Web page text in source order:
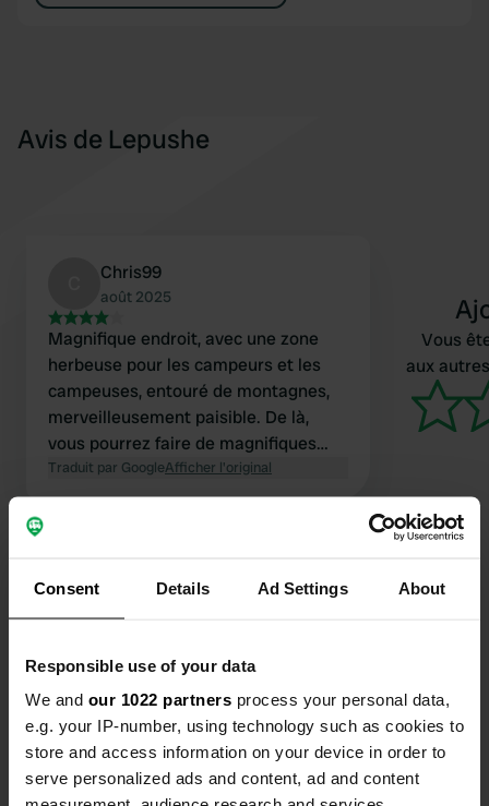
Consent Details Ad Settings About
Responsible use of your data
We and our 1022 partners process your personal data,
e.g. your IP-number, using technology such as cookies to
store and access information on your device in order to
serve personalized ads and content, ad and content
Avis de Lepushe
Chris99
août 2025
Magnifique endroit, avec une zone
herbeuse pour les campeurs et les
campeuses, entouré de montagnes,
merveilleusement paisible. De là,
vous pourrez faire de magnifiques
randonnées (difficiles, jusqu'aux
sommets). Les sanitaires sont plutôt
mauvais état et inaccessible aux
grands camping-cars.
Traduit par GoogleAfficher l'original
Vous
aux
Emplacement
Kelmend, Albanie Copie
Coordonnées
42° 31' 28" N 19° 43' 57" E